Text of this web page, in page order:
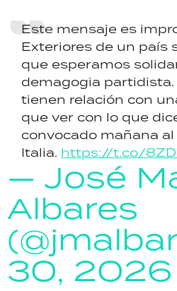
Este mensaje es
Exteriores de un país
que esperamos
demagogia
tienen relación con
que ver con lo que
convocado mañana
Italia. https://t.co/
— José
Albares
30, 2026